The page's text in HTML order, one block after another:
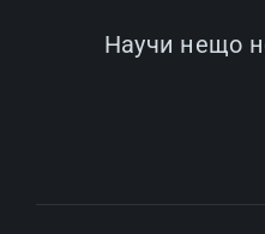
Научи нещо